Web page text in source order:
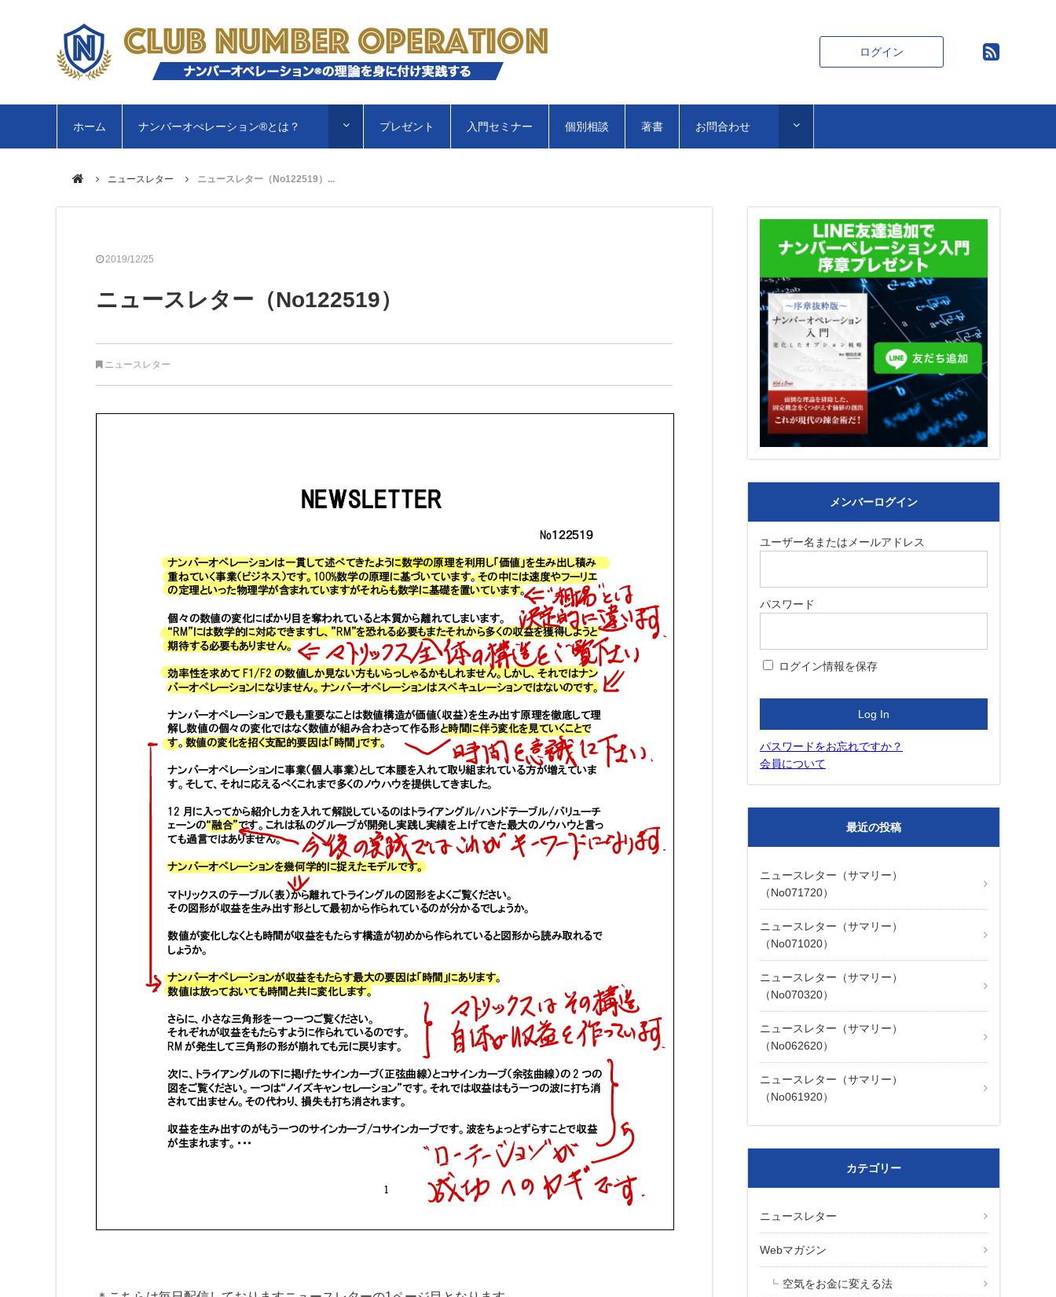
ログイン
ホーム ナンバーオぺレーション®︎とは？ プレゼント 入門セミナー 個別相談 著書 お問合わせ
ニュースレター ニュースレター（No122519）...
2019/12/25
ニュースレター（No122519）
ニュースレター
メンバーログイン
ユーザー名またはメールアドレス
パスワード
ログイン情報を保存
パスワードをお忘れですか？
会員について
最近の投稿
ニュースレター（サマリー）
（No071720）
ニュースレター（サマリー）
（No071020）
ニュースレター（サマリー）
（No070320）
ニュースレター（サマリー）
（No062620）
ニュースレター（サマリー）
（No061920）
カテゴリー
ニュースレター
Webマガジン
空気をお金に変える法